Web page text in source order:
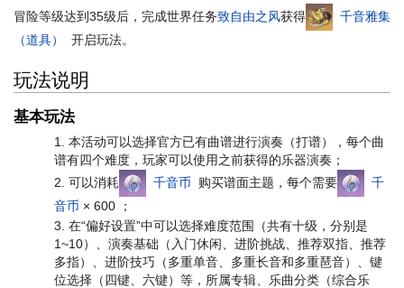
冒险等级达到35级后，完成世界任务致自由之风获得
千音雅集
（道具）
开启玩法。
玩法说明
基本玩法
本活动可以选择官方已有曲谱进行演奏（打谱），每个曲
谱有四个难度，玩家可以使用之前获得的乐器演奏；
可以消耗
千音币 购买谱面主题，每个需要
千
音币 × 600 ；
在“偏好设置”中可以选择难度范围（共有十级，分别是
1~10）、演奏基础（入门休闲、进阶挑战、推荐双指、推荐
多指）、进阶技巧（多重单音、多重长音和多重琶音）、键
位选择（四键、六键）等，所属专辑、乐曲分类（综合乐